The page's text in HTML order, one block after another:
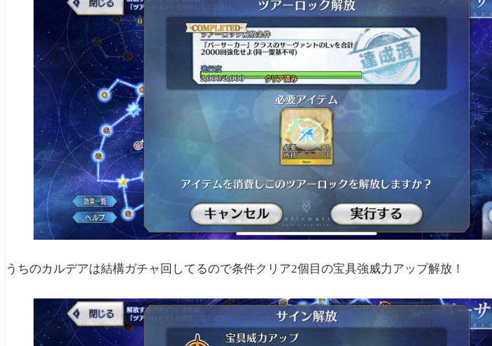
うちのカルデアは結構ガチャ回してるので条件クリア2個目の宝具強威力アップ解放！